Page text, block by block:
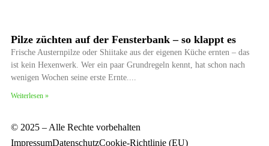
Pilze züchten auf der Fensterbank – so klappt es
Frische Austernpilze oder Shiitake aus der eigenen Küche ernten – das
ist kein Hexenwerk. Wer ein paar Grundregeln kennt, hat schon nach
wenigen Wochen seine erste Ernte.
Weiterlesen »
© 2025 – Alle Rechte vorbehalten
ImpressumDatenschutzCookie-Richtlinie (EU)